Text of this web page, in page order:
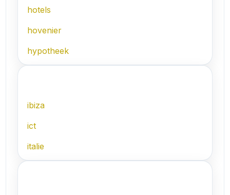
hotels
hovenier
hypotheek
ibiza
ict
italie